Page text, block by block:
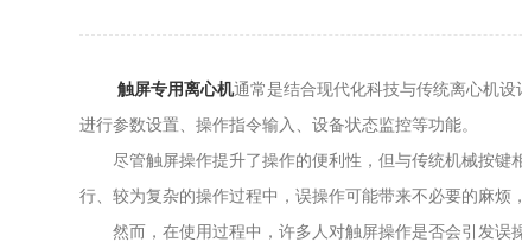
触屏专用离心机通常是结合现代化科技与传统离心机
进行参数设置、操作指令输入、设备状态监控等功能。
尽管触屏操作提升了操作的便利性，但与传统机械按键
行、较为复杂的操作过程中，误操作可能带来不必要的麻烦
然而，在使用过程中，许多人对触屏操作是否会引发误